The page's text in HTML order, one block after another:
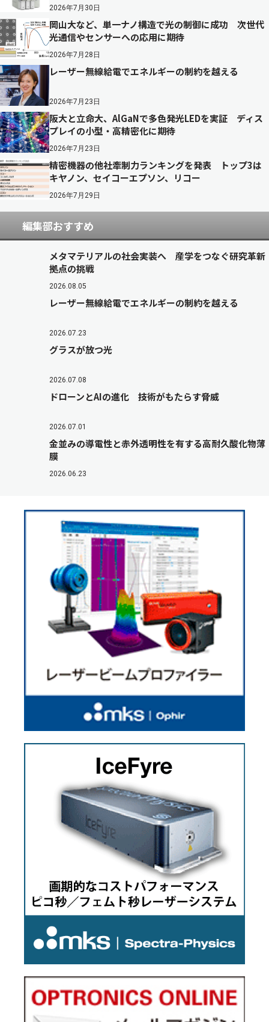
2026年7月30日
岡山大など、単一ナノ構造で光の制御に成功 次世代
光通信やセンサーへの応用に期待
2026年7月28日
レーザー無線給電でエネルギーの制約を越える
2026年7月23日
阪大と立命大、AlGaNで多色発光LEDを実証 ディス
プレイの小型・高精密化に期待
2026年7月23日
精密機器の他社牽制力ランキングを発表 トップ3は
キヤノン、セイコーエプソン、リコー
2026年7月29日
編集部おすすめ
メタマテリアルの社会実装へ 産学をつなぐ研究革新
拠点の挑戦
2026.08.05
レーザー無線給電でエネルギーの制約を越える
2026.07.23
グラスが放つ光
2026.07.08
ドローンとAIの進化 技術がもたらす脅威
2026.07.01
金並みの導電性と赤外透明性を有する高耐久酸化物薄
膜
2026.06.23